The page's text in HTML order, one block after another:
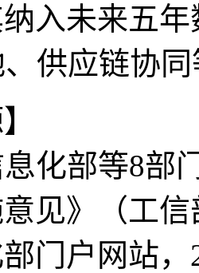
入未来五
供应链协
化部等8部
见》（工
门户网站